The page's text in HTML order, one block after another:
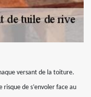
versant de la toiture.
de s’envoler face au